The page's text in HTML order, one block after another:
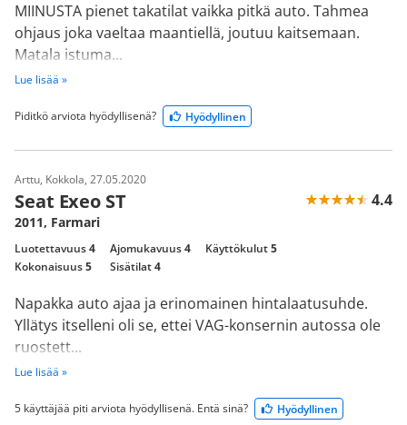
MIINUSTA pienet takatilat vaikka pitkä auto. Tahmea
ohjaus joka vaeltaa maantiellä, joutuu kaitsemaan.
Matala istuma...
Lue lisää »
Piditkö arviota hyödyllisenä? Hyödyllinen
Arttu, Kokkola, 27.05.2020
Seat Exeo ST 4.4
2011, Farmari
Luotettavuus4 Ajomukavuus4 Käyttökulut5
Kokonaisuus5 Sisätilat4
Napakka auto ajaa ja erinomainen hintalaatusuhde.
Yllätys itselleni oli se, ettei VAG-konsernin autossa ole
ruostett...
Lue lisää »
5 käyttäjää piti arviota hyödyllisenä. Entä sinä? Hyödyllinen